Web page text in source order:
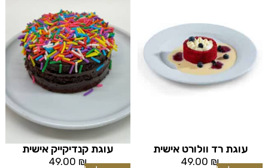
עוגת רד וולורט אישית
49.00 ₪
עוגת קנדיקייק אישית
49.00 ₪